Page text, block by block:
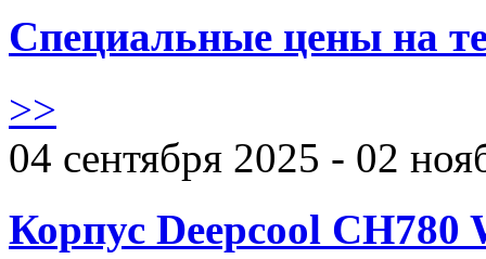
Специальные цены на
>>
04 сентября 2025 - 02
Корпус Deepcool CH780